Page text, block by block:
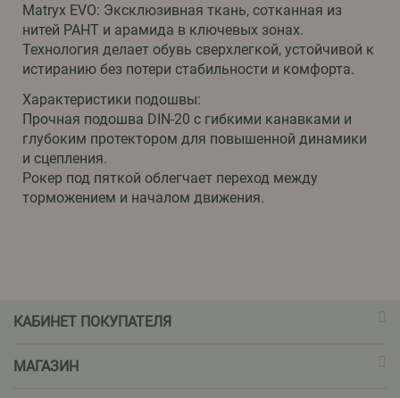
Matryx EVO: Эксклюзивная ткань, сотканная из
нитей PAHT и арамида в ключевых зонах.
Технология делает обувь сверхлегкой, устойчивой к
истиранию без потери стабильности и комфорта.
Характеристики подошвы:
Прочная подошва DIN-20 с гибкими канавками и
глубоким протектором для повышенной динамики
и сцепления.
Рокер под пяткой облегчает переход между
торможением и началом движения.
КАБИНЕТ ПОКУПАТЕЛЯ
МАГАЗИН